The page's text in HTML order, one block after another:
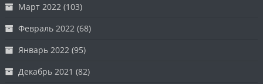
Март 2022 (103)
Февраль 2022 (68)
Январь 2022 (95)
Декабрь 2021 (82)